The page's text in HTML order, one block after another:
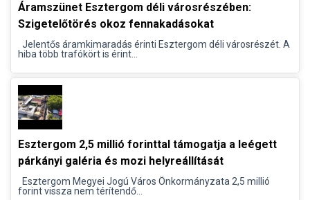
Áramszünet Esztergom déli városrészében:
Szigetelőtörés okoz fennakadásokat
Jelentős áramkimaradás érinti Esztergom déli városrészét. A
hiba több trafókört is érint...
Esztergom 2,5 millió forinttal támogatja a leégett
párkányi galéria és mozi helyreállítását
Esztergom Megyei Jogú Város Önkormányzata 2,5 millió
forint vissza nem térítendő...